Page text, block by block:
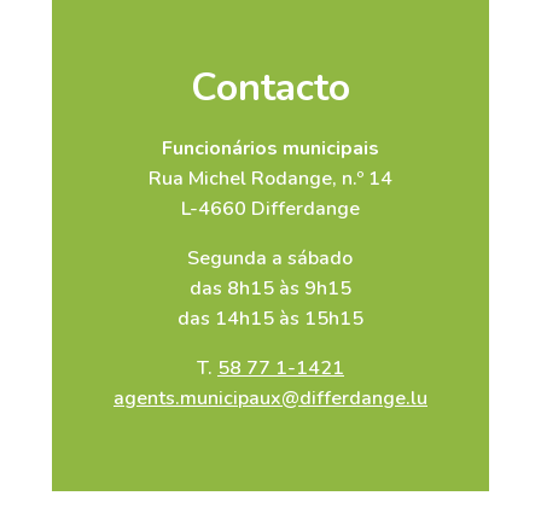
Contacto
Funcionários municipais
Rua Michel Rodange, n.º 14
L-4660 Differdange
Segunda a sábado
das 8h15 às 9h15
das 14h15 às 15h15
T. 58 77 1-1421
agents.municipaux@differdange.lu